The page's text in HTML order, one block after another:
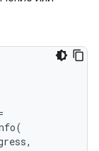
(
,